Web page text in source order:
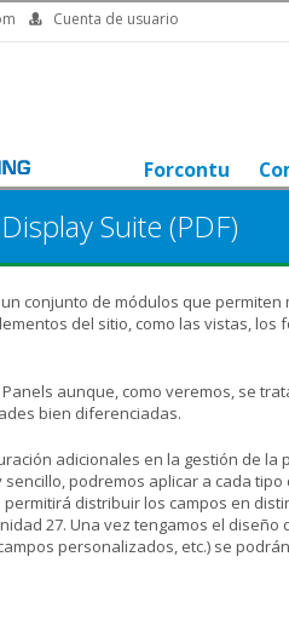
Cuenta de usuario
Forcontu
Suite (PDF)
conjunto de módulos que permiten
del sitio, como las vistas, los
aunque, como veremos, se
bien diferenciadas.
adicionales en la gestión de la
podremos aplicar a cada tipo
distribuir los campos en
27. Una vez tengamos el diseño
personalizados, etc.) se